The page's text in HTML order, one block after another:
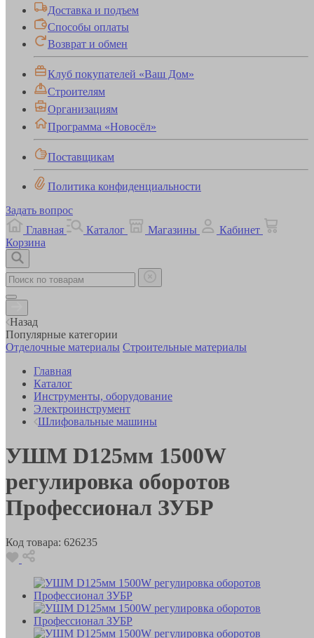
Доставка и подъем
Способы оплаты
Возврат и обмен
Клуб покупателей «Ваш Дом»
Строителям
Организациям
Программа «Новосёл»
Поставщикам
Политика конфиденциальности
Задать вопрос
Главная
Каталог Магазины
Кабинет
Корзина
Назад
Популярные категории
Отделочные материалы Строительные материалы
Главная
Каталог
Инструменты, оборудование
Электроинструмент
Шлифовальные машины
УШМ D125мм 1500W
регулировка оборотов
Профессионал ЗУБР
Код товара: 626235